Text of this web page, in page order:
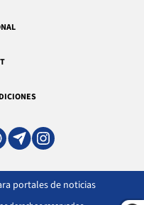
portales de noticias